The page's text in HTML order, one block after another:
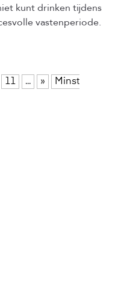
kunt drinken tijdens
vastenperiode.
11 ... »
Minst